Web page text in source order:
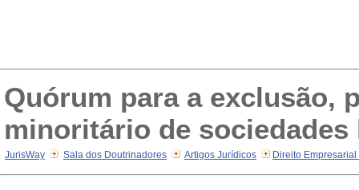
Quórum para a exclusão,
minoritário de sociedades
JurisWay Sala dos Doutrinadores Artigos Jurídicos Direito Empresarial